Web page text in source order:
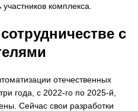
комплекса.
с
отечественных
года, с 2022-го по 2025-й,
Сейчас свои разработки